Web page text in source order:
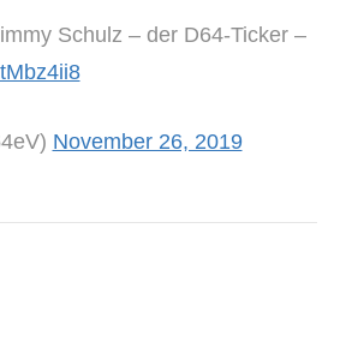
Schulz – der D64-Ticker –
November 26, 2019